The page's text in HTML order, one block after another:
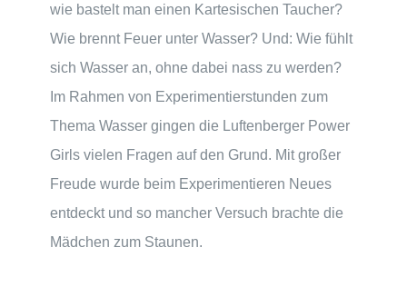
wie bastelt man einen Kartesischen Taucher?
Wie brennt Feuer unter Wasser? Und: Wie fühlt
sich Wasser an, ohne dabei nass zu werden?
Im Rahmen von Experimentierstunden zum
Thema Wasser gingen die Luftenberger Power
Girls vielen Fragen auf den Grund. Mit großer
Freude wurde beim Experimentieren Neues
entdeckt und so mancher Versuch brachte die
Mädchen zum Staunen.